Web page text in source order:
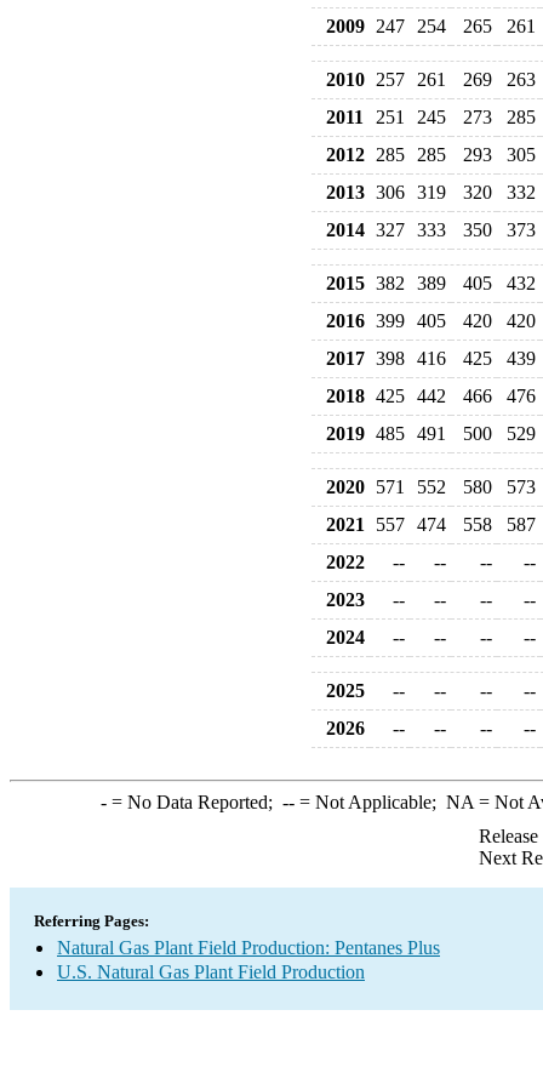
2009 247 254 265 261
2010 257 261 269
263
2011
251 245 273
285
2012 285 285 293
305
2013 306 319 320
332
2014 327 333 350 373
2015 382 389 405
432
2016 399 405 420
420
2017 398 416 425
439
2018 425 442 466
476
2019 485 491 500 529
2020 571 552 580
573
2021
557 474 558
587
2022
-- -- --
--
2023
-- -- --
--
2024
-- -- -- --
2025 -- -- --
--
2026
-- -- -- --
-= No Data Reported; --= Not Applicable; NA = Not
Next
Referring Pages:
Natural Gas Plant Field Production: Pentanes Plus
U.S. Natural Gas Plant Field Production